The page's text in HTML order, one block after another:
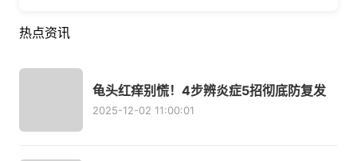
热点资讯
龟头红痒别慌！4步辨炎症5招彻底防复发
2025-12-02 11:00:01